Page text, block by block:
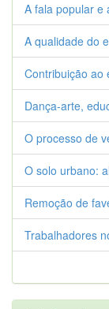
A fala popular e
A qualidade do
Contribuição ao
Dança-arte,
O processo de
O solo urbano:
Remoção de
Trabalhadores